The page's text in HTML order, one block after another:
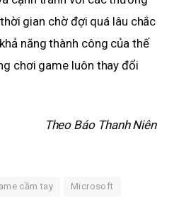
gian chờ đợi quá lâu chắc
năng thành công của thế
chơi game luôn thay đổi
Theo Báo Thanh Niên
cầm tay Microsoft